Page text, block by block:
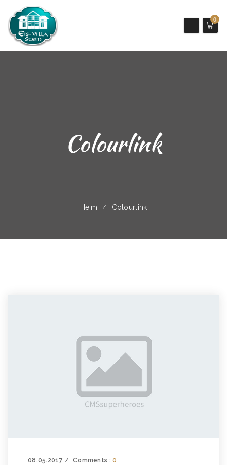
0
Colourlink
Heim Colourlink
08.05.2017 Comments :0